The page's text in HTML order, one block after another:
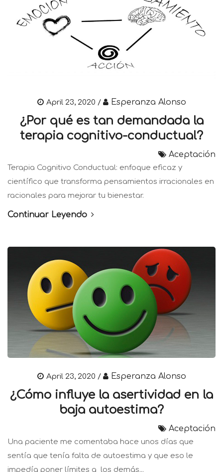
April 23, 2020 / Esperanza Alonso
¿Por qué es tan demandada la
terapia cognitivo-conductual?
Aceptación
Terapia Cognitivo Conductual: enfoque eficaz y
científico que transforma pensamientos irracionales en
racionales para mejorar tu bienestar.
Continuar Leyendo
April 23, 2020 / Esperanza Alonso
¿Cómo influye la asertividad en la
baja autoestima?
Aceptación
Una paciente me comentaba hace unos días que
sentía que tenía falta de autoestima y que eso le
impedía poner límites a los demás...